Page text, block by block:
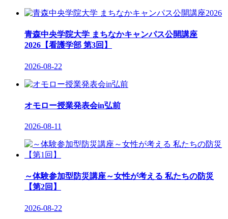
青森中央学院大学 まちなかキャンパス公開講座
2026【看護学部 第3回】
2026-08-22
オモロー授業発表会in弘前
2026-08-11
～体験参加型防災講座～女性が考える 私たちの防災
【第2回】
2026-08-22